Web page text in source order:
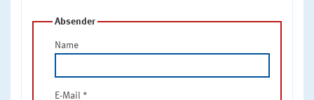
Absender
Name
E-Mail *